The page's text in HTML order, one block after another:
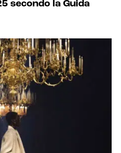
secondo la Guida